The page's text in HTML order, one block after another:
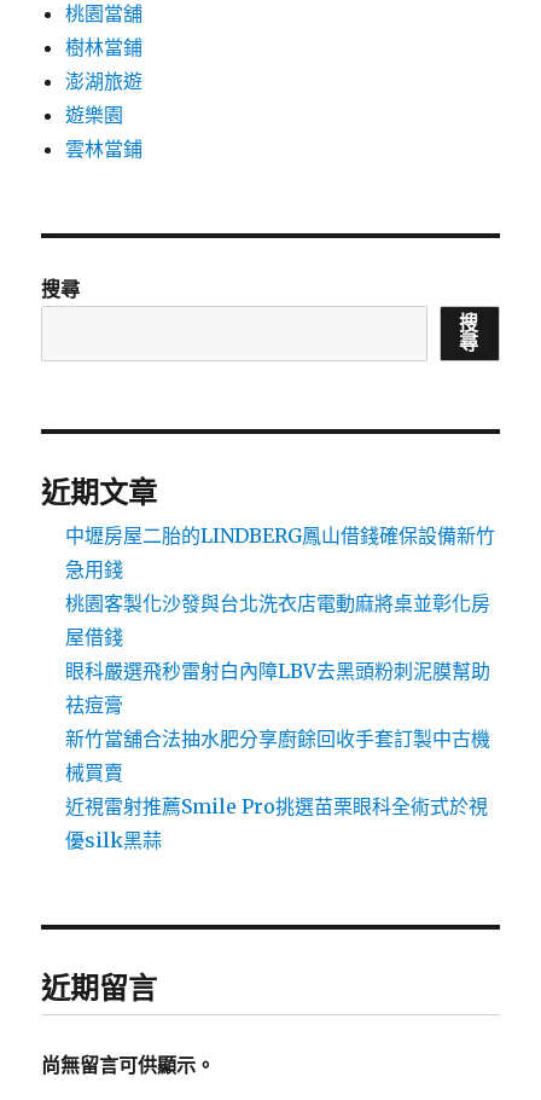
桃園當舖
樹林當鋪
澎湖旅遊
遊樂園
雲林當鋪
搜尋
搜
尋
近期文章
中壢房屋二胎的LINDBERG鳳山借錢確保設備新竹
急用錢
桃園客製化沙發與台北洗衣店電動麻將桌並彰化房
屋借錢
眼科嚴選飛秒雷射白內障LBV去黑頭粉刺泥膜幫助
祛痘膏
新竹當舖合法抽水肥分享廚餘回收手套訂製中古機
械買賣
近視雷射推薦Smile Pro挑選苗栗眼科全術式於視
優silk黑蒜
近期留言
尚無留言可供顯示。